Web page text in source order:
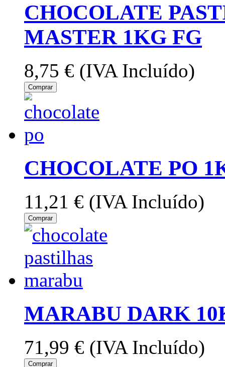
CHOCOLATE
MASTER 1KG FG
8,75 € (IVA Incluído)
Comprar
CHOCOLATE PO
11,21 € (IVA Incluído)
Comprar
MARABU DARK
71,99 € (IVA Incluído)
Comprar